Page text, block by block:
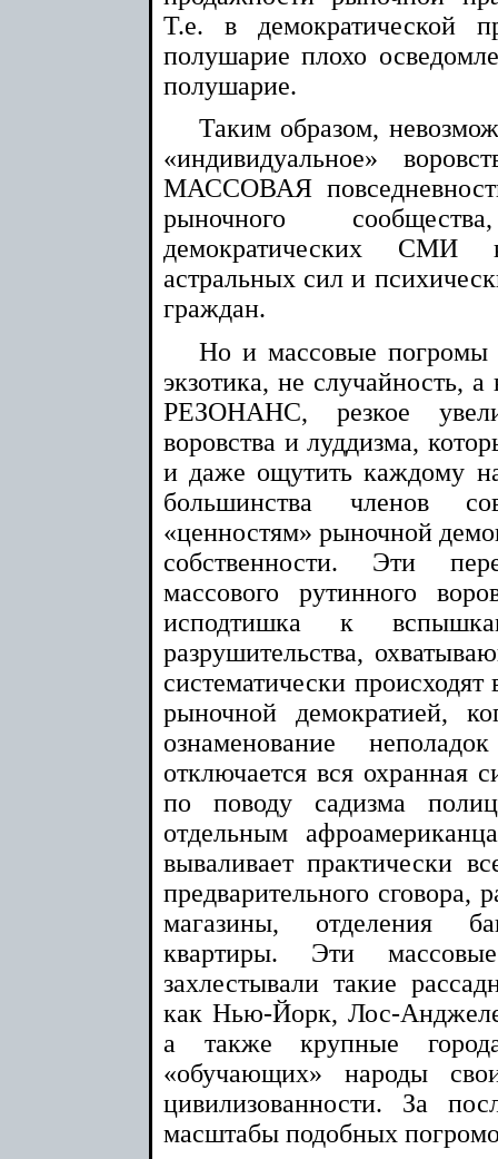
Т.е. в демократической
полушарие плохо
полушарие.
Таким образом,
«индивидуальное»
МАССОВАЯ
рыночного
демократических СМИ
астральных сил и
граждан.
Но и массовые погромы
экзотика, не
РЕЗОНАНС, резкое
воровства и луддизма,
и даже ощутить каждому
большинства членов
«ценностям» рыночной
собственности. Эти
массового рутинного
исподтишка к
разрушительства,
систематически
рыночной демократией,
ознаменование
отключается вся охранная
по поводу садизма
отдельным
вываливает практически
предварительного сговора,
магазины, отделения
квартиры. Эти
захлестывали такие
как Нью-Йорк, Лос-
а также крупные
«обучающих» народы
цивилизованности. За
масштабы подобных